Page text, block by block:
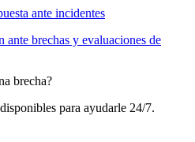
ante incidentes
ante brechas y evaluaciones de
brecha?
para ayudarle 24/7.